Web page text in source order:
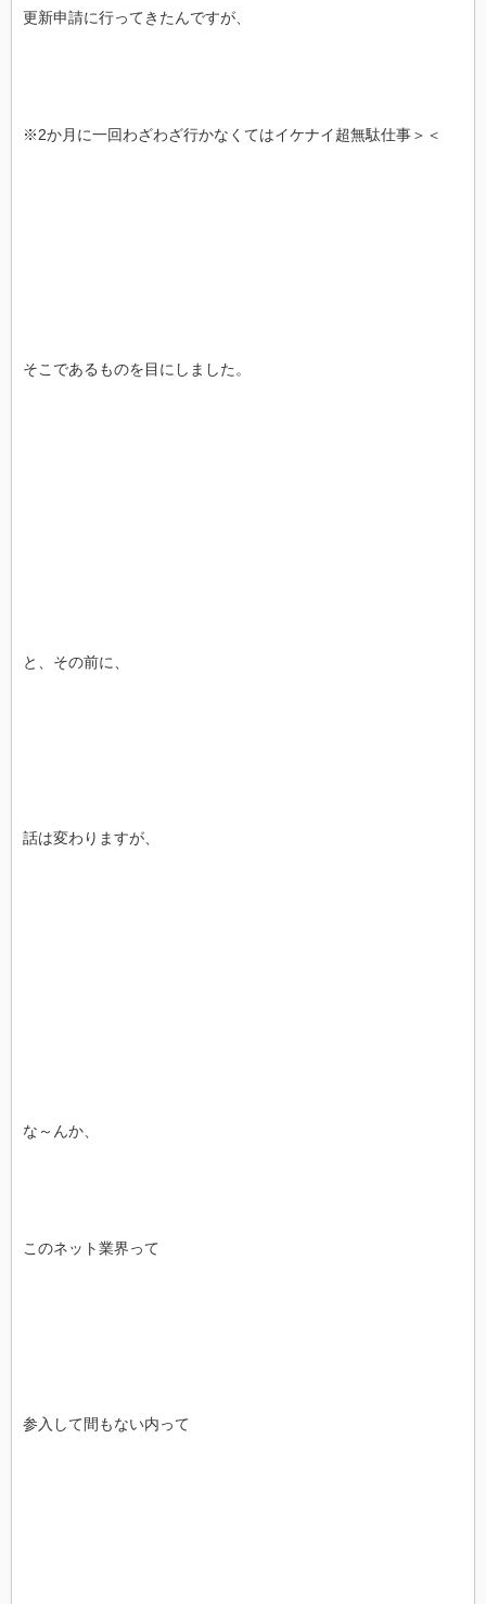
更新申請に行ってきたんですが、
※2か月に一回わざわざ行かなくてはイケナイ超無駄仕事＞＜
そこであるものを目にしました。
と、その前に、
話は変わりますが、
な～んか、
このネット業界って
参入して間もない内って